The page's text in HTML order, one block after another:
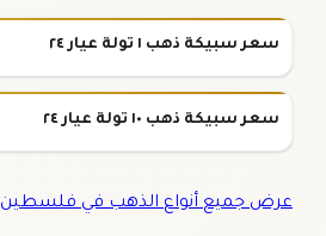
سعر سبيكة ذهب ١ تولة عيار ٢٤
سعر سبيكة ذهب ١٠ تولة عيار ٢٤
عرض جميع أنواع الذهب في فلسطين